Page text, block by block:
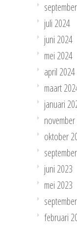
juli 2024
juni 2024
mei 2024
april 2024
maart
januari
oktober
juni 2023
mei 2023
februari